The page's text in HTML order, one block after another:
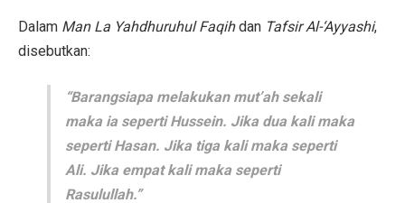
Dalam Man La Yahdhuruhul Faqihdan Tafsir Al-‘Ayyashi,
disebutkan:
“Barangsiapa melakukan mut’ah sekali
maka ia seperti Hussein. Jika dua kali maka
seperti Hasan. Jika tiga kali maka seperti
Ali. Jika empat kali maka seperti
Rasulullah.”